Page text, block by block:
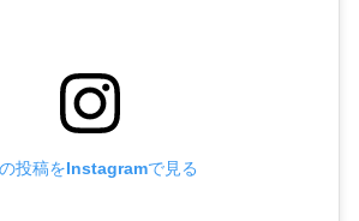
投稿をInstagramで見る